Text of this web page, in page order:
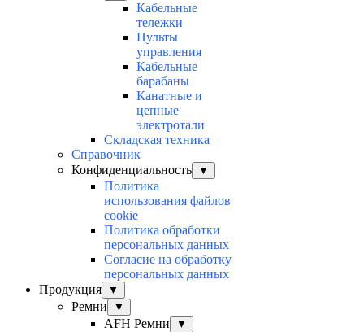
Кабельные
тележки
Пульты
управления
Кабельные
барабаны
Канатные и
цепные
электротали
Складская техника
Справочник
Конфиденциальность
▼
Политика
использования файлов
cookie
Политика обработки
персональных данных
Согласие на обработку
персональных данных
Продукция
▼
Ремни ▼
AFH Ремни ▼